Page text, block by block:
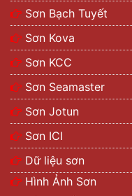
Sơn Bạch Tuyết
Sơn Kova
Sơn KCC
Sơn Seamaster
Sơn Jotun
Sơn ICI
Dữ liệu sơn
Hình Ảnh Sơn